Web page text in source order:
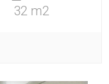
32 m2